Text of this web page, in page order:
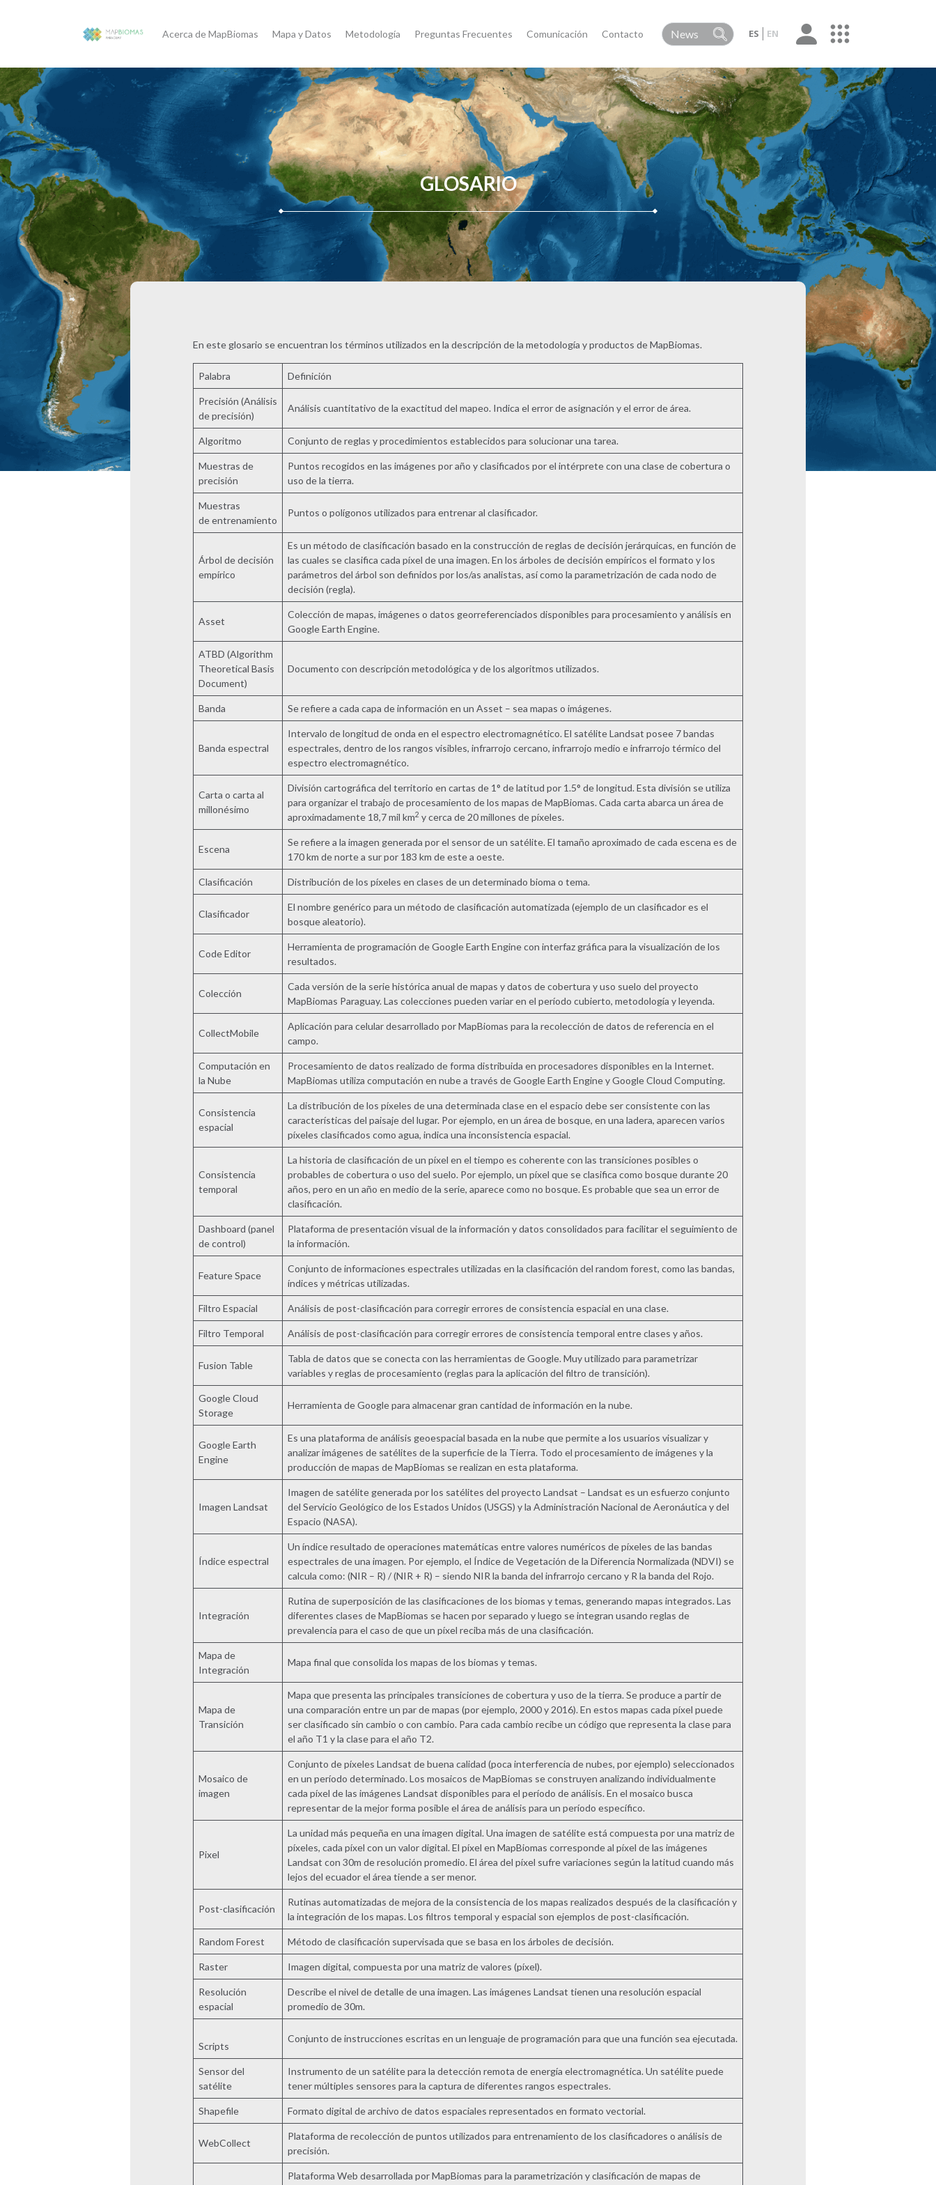
Acerca de MapBiomas Mapa y Datos Metodología Preguntas Frecuentes Comunicación Contacto ES EN
GLOSARIO
En este glosario se encuentran los términos utilizados en la descripción de la metodología y productos de MapBiomas.
Palabra Definición
Precisión (Análisis
de precisión)
Análisis cuantitativo de la exactitud del mapeo. Indica el error de asignación y el error de área.
Algoritmo Conjunto de reglas y procedimientos establecidos para solucionar una tarea.
Muestras de
precisión
Puntos recogidos en las imágenes por año y clasificados por el intérprete con una clase de cobertura o
uso de la tierra.
Muestras
de entrenamiento
Puntos o polígonos utilizados para entrenar al clasificador.
Árbol de decisión
empírico
Es un método de clasificación basado en la construcción de reglas de decisión jerárquicas, en función de
las cuales se clasifica cada píxel de una imagen. En los árboles de decisión empíricos el formato y los
parámetros del árbol son definidos por los/as analistas, así como la parametrización de cada nodo de
decisión (regla).
Asset
Colección de mapas, imágenes o datos georreferenciados disponibles para procesamiento y análisis en
Google Earth Engine.
ATBD (Algorithm
Theoretical Basis
Document)
Documento con descripción metodológica y de los algoritmos utilizados.
Banda Se refiere a cada capa de información en un Asset – sea mapas o imágenes.
Banda espectral
Intervalo de longitud de onda en el espectro electromagnético. El satélite Landsat posee 7 bandas
espectrales, dentro de los rangos visibles, infrarrojo cercano, infrarrojo medio e infrarrojo térmico del
espectro electromagnético.
Carta o carta al
millonésimo
División cartográfica del territorio en cartas de 1° de latitud por 1.5° de longitud. Esta división se utiliza
para organizar el trabajo de procesamiento de los mapas de MapBiomas. Cada carta abarca un área de
aproximadamente 18,7 mil km2 y cerca de 20 millones de píxeles.
Escena
Se refiere a la imagen generada por el sensor de un satélite. El tamaño aproximado de cada escena es de
170 km de norte a sur por 183 km de este a oeste.
Clasificación Distribución de los píxeles en clases de un determinado bioma o tema.
Clasificador
El nombre genérico para un método de clasificación automatizada (ejemplo de un clasificador es el
bosque aleatorio).
Code Editor
Herramienta de programación de Google Earth Engine con interfaz gráfica para la visualización de los
resultados.
Colección
Cada versión de la serie histórica anual de mapas y datos de cobertura y uso suelo del proyecto
MapBiomas Paraguay. Las colecciones pueden variar en el período cubierto, metodología y leyenda.
CollectMobile
Aplicación para celular desarrollado por MapBiomas para la recolección de datos de referencia en el
campo.
Computación en
la Nube
Procesamiento de datos realizado de forma distribuida en procesadores disponibles en la Internet.
MapBiomas utiliza computación en nube a través de Google Earth Engine y Google Cloud Computing.
Consistencia
espacial
La distribución de los píxeles de una determinada clase en el espacio debe ser consistente con las
características del paisaje del lugar. Por ejemplo, en un área de bosque, en una ladera, aparecen varios
píxeles clasificados como agua, indica una inconsistencia espacial.
Consistencia
temporal
La historia de clasificación de un píxel en el tiempo es coherente con las transiciones posibles o
probables de cobertura o uso del suelo. Por ejemplo, un píxel que se clasifica como bosque durante 20
años, pero en un año en medio de la serie, aparece como no bosque. Es probable que sea un error de
clasificación.
Dashboard (panel
de control)
Plataforma de presentación visual de la información y datos consolidados para facilitar el seguimiento de
la información.
Feature Space
Conjunto de informaciones espectrales utilizadas en la clasificación del random forest, como las bandas,
índices y métricas utilizadas.
Filtro Espacial Análisis de post-clasificación para corregir errores de consistencia espacial en una clase.
Filtro Temporal Análisis de post-clasificación para corregir errores de consistencia temporal entre clases y años.
Fusion Table
Tabla de datos que se conecta con las herramientas de Google. Muy utilizado para parametrizar
variables y reglas de procesamiento (reglas para la aplicación del filtro de transición).
Google Cloud
Storage
Herramienta de Google para almacenar gran cantidad de información en la nube.
Google Earth
Engine
Es una plataforma de análisis geoespacial basada en la nube que permite a los usuarios visualizar y
analizar imágenes de satélites de la superficie de la Tierra. Todo el procesamiento de imágenes y la
producción de mapas de MapBiomas se realizan en esta plataforma.
Imagen Landsat
Imagen de satélite generada por los satélites del proyecto Landsat – Landsat es un esfuerzo conjunto
del Servicio Geológico de los Estados Unidos (USGS) y la Administración Nacional de Aeronáutica y del
Espacio (NASA).
Índice espectral
Un índice resultado de operaciones matemáticas entre valores numéricos de píxeles de las bandas
espectrales de una imagen. Por ejemplo, el Índice de Vegetación de la Diferencia Normalizada (NDVI) se
calcula como: (NIR – R) / (NIR + R) – siendo NIR la banda del infrarrojo cercano y R la banda del Rojo.
Integración
Rutina de superposición de las clasificaciones de los biomas y temas, generando mapas integrados. Las
diferentes clases de MapBiomas se hacen por separado y luego se integran usando reglas de
prevalencia para el caso de que un píxel reciba más de una clasificación.
Mapa de
Integración
Mapa final que consolida los mapas de los biomas y temas.
Mapa de
Transición
Mapa que presenta las principales transiciones de cobertura y uso de la tierra. Se produce a partir de
una comparación entre un par de mapas (por ejemplo, 2000 y 2016). En estos mapas cada píxel puede
ser clasificado sin cambio o con cambio. Para cada cambio recibe un código que representa la clase para
el año T1 y la clase para el año T2.
Mosaico de
imagen
Conjunto de píxeles Landsat de buena calidad (poca interferencia de nubes, por ejemplo) seleccionados
en un período determinado. Los mosaicos de MapBiomas se construyen analizando individualmente
cada píxel de las imágenes Landsat disponibles para el período de análisis. En el mosaico busca
representar de la mejor forma posible el área de análisis para un período específico.
Pixel
La unidad más pequeña en una imagen digital. Una imagen de satélite está compuesta por una matriz de
píxeles, cada píxel con un valor digital. El píxel en MapBiomas corresponde al píxel de las imágenes
Landsat con 30m de resolución promedio. El área del píxel sufre variaciones según la latitud cuando más
lejos del ecuador el área tiende a ser menor.
Post-clasificación
Rutinas automatizadas de mejora de la consistencia de los mapas realizados después de la clasificación y
la integración de los mapas. Los filtros temporal y espacial son ejemplos de post-clasificación.
Random Forest Método de clasificación supervisada que se basa en los árboles de decisión.
Raster Imagen digital, compuesta por una matriz de valores (píxel).
Resolución
espacial
Describe el nivel de detalle de una imagen. Las imágenes Landsat tienen una resolución espacial
promedio de 30m.
Scripts
Conjunto de instrucciones escritas en un lenguaje de programación para que una función sea ejecutada.
Sensor del
satélite
Instrumento de un satélite para la detección remota de energía electromagnética. Un satélite puede
tener múltiples sensores para la captura de diferentes rangos espectrales.
Shapefile Formato digital de archivo de datos espaciales representados en formato vectorial.
WebCollect
Plataforma de recolección de puntos utilizados para entrenamiento de los clasificadores o análisis de
precisión.
Plataforma Web desarrollada por MapBiomas para la parametrización y clasificación de mapas de